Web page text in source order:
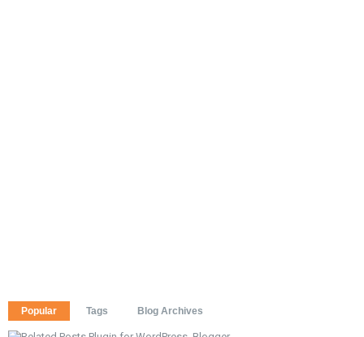
Popular Tags Blog Archives